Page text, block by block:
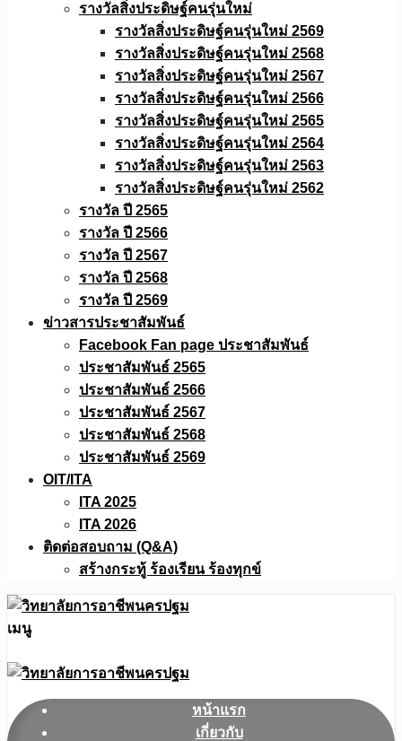
รางวัลสิ่งประดิษฐ์คนรุ่นใหม่
รางวัลสิ่งประดิษฐ์คนรุ่นใหม่ 2569
รางวัลสิ่งประดิษฐ์คนรุ่นใหม่ 2568
รางวัลสิ่งประดิษฐ์คนรุ่นใหม่ 2567
รางวัลสิ่งประดิษฐ์คนรุ่นใหม่ 2566
รางวัลสิ่งประดิษฐ์คนรุ่นใหม่ 2565
รางวัลสิ่งประดิษฐ์คนรุ่นใหม่ 2564
รางวัลสิ่งประดิษฐ์คนรุ่นใหม่ 2563
รางวัลสิ่งประดิษฐ์คนรุ่นใหม่ 2562
รางวัล ปี 2565
รางวัล ปี 2566
รางวัล ปี 2567
รางวัล ปี 2568
รางวัล ปี 2569
ข่าวสารประชาสัมพันธ์
Facebook Fan page ประชาสัมพันธ์
ประชาสัมพันธ์ 2565
ประชาสัมพันธ์ 2566
ประชาสัมพันธ์ 2567
ประชาสัมพันธ์ 2568
ประชาสัมพันธ์ 2569
OIT/ITA
ITA 2025
ITA 2026
ติดต่อสอบถาม (Q&A)
สร้างกระทู้ ร้องเรียน ร้องทุกข์
เมนู
หน้าแรก
เกี่ยวกับ